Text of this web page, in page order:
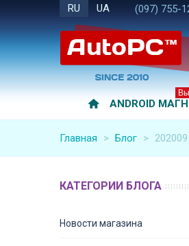
RU UA (097) 755-
ANDROID
Главная > Блог > 202009
КАТЕГОРИИ БЛОГА
Новости магазина